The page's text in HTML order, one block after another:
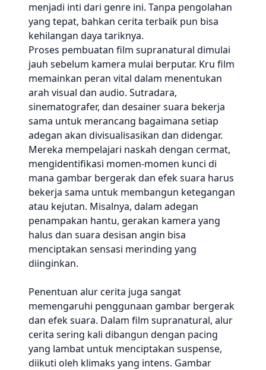
menjadi inti dari genre ini. Tanpa pengolahan
yang tepat, bahkan cerita terbaik pun bisa
kehilangan daya tariknya.
Proses pembuatan film supranatural dimulai
jauh sebelum kamera mulai berputar. Kru film
memainkan peran vital dalam menentukan
arah visual dan audio. Sutradara,
sinematografer, dan desainer suara bekerja
sama untuk merancang bagaimana setiap
adegan akan divisualisasikan dan didengar.
Mereka mempelajari naskah dengan cermat,
mengidentifikasi momen-momen kunci di
mana gambar bergerak dan efek suara harus
bekerja sama untuk membangun ketegangan
atau kejutan. Misalnya, dalam adegan
penampakan hantu, gerakan kamera yang
halus dan suara desisan angin bisa
menciptakan sensasi merinding yang
diinginkan.
Penentuan alur cerita juga sangat
memengaruhi penggunaan gambar bergerak
dan efek suara. Dalam film supranatural, alur
cerita sering kali dibangun dengan pacing
yang lambat untuk menciptakan suspense,
diikuti oleh klimaks yang intens. Gambar